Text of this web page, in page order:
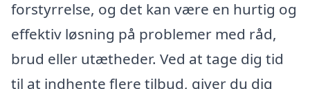
forstyrrelse, og det kan være en hurtig og
effektiv løsning på problemer med råd,
brud eller utætheder. Ved at tage dig tid
til at indhente flere tilbud, giver du dig